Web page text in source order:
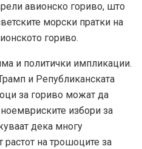
авионско гориво, што
морски пратки на
гориво.
и политички импликации.
и Републиканската
за гориво можат да
избори за
дека многу
на трошоците за